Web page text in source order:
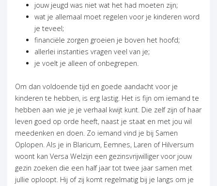
jouw jeugd was niet wat het had moeten zijn;
wat je allemaal moet regelen voor je kinderen word
je teveel;
financiële zorgen groeien je boven het hoofd;
allerlei instanties vragen veel van je;
je voelt je alleen of onbegrepen.
Om dan voldoende tijd en goede aandacht voor je
kinderen te hebben, is erg lastig. Het is fijn om iemand te
hebben aan wie je je verhaal kwijt kunt. Die zelf zijn of haar
leven goed op orde heeft, naast je staat en met jou wil
meedenken en doen. Zo iemand vind je bij Samen
Oplopen. Als je in Blaricum, Eemnes, Laren of Hilversum
woont kan Versa Welzijn een gezinsvrijwilliger voor jouw
gezin zoeken die een half jaar tot twee jaar samen met
jullie oploopt. Hij of zij komt regelmatig bij je langs om je